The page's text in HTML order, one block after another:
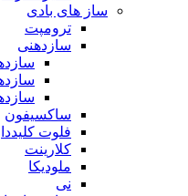
ساز های بادی
ترومپت
سازدهنی
ساکسیفون
فلوت
کلارینت
ملودیکا
نی